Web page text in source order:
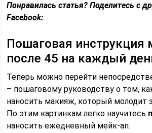
Понравилась статья? Поделитесь с
Facebook:
Пошаговая инструкция
после 45 на каждый
Теперь можно перейти
– пошаговому руководству о том,
наносить макияж, который молодит
По этим картинкам легко научитесь
наносить ежедневный мейк-ап.